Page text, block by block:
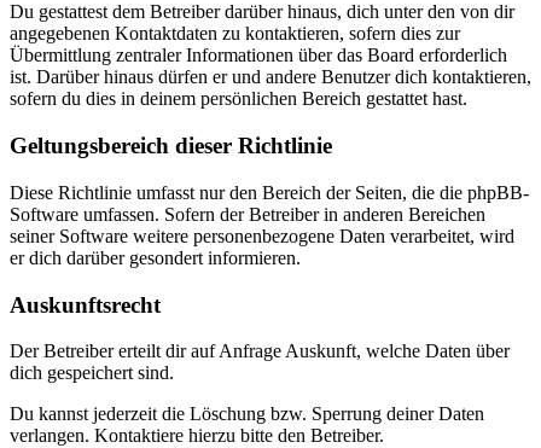
Du gestattest dem Betreiber darüber hinaus, dich unter den von dir
angegebenen Kontaktdaten zu kontaktieren, sofern dies zur
Übermittlung zentraler Informationen über das Board erforderlich
ist. Darüber hinaus dürfen er und andere Benutzer dich kontaktieren,
sofern du dies in deinem persönlichen Bereich gestattet hast.
Geltungsbereich dieser Richtlinie
Diese Richtlinie umfasst nur den Bereich der Seiten, die die phpBB-
Software umfassen. Sofern der Betreiber in anderen Bereichen
seiner Software weitere personenbezogene Daten verarbeitet, wird
er dich darüber gesondert informieren.
Auskunftsrecht
Der Betreiber erteilt dir auf Anfrage Auskunft, welche Daten über
dich gespeichert sind.
Du kannst jederzeit die Löschung bzw. Sperrung deiner Daten
verlangen. Kontaktiere hierzu bitte den Betreiber.